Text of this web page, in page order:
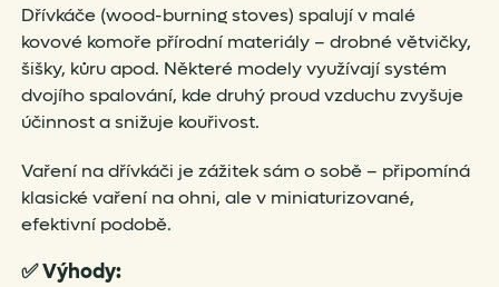
Dřívkáče (wood-burning stoves) spalují v malé
kovové komoře přírodní materiály – drobné větvičky,
šišky, kůru apod. Některé modely využívají systém
dvojího spalování, kde druhý proud vzduchu zvyšuje
účinnost a snižuje kouřivost.
Vaření na dřívkáči je zážitek sám o sobě – připomíná
klasické vaření na ohni, ale v miniaturizované,
efektivní podobě.
✅Výhody: